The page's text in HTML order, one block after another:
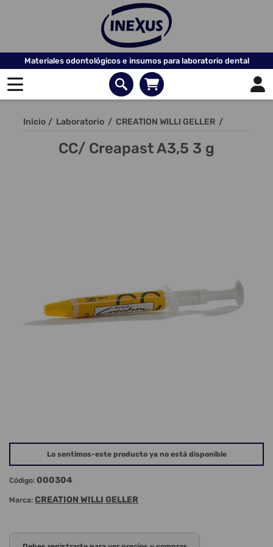
Materiales odontológicos e insumos para laboratorio dental
Inicio / Laboratorio / CREATION WILLI GELLER /
CC/ Creapast A3,5 3 g
Lo sentimos-este producto ya no está disponible
Código: 000304
Marca: CREATION WILLI GELLER